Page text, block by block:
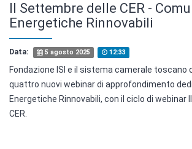
Il Settembre delle CER -
Energetiche Rinnovabili
Data: 5 agosto 2025 12:33
Fondazione ISI e il sistema camerale toscano
quattro nuovi webinar di approfondimento
Energetiche Rinnovabili, con il ciclo di webinar
CER.